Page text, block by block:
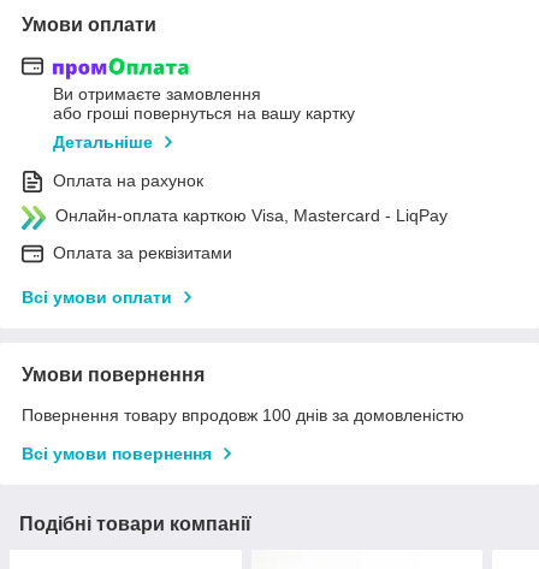
Умови оплати
Ви отримаєте замовлення
або гроші повернуться на вашу картку
Детальніше
Оплата на рахунок
Онлайн-оплата карткою Visa, Mastercard - LiqPay
Оплата за реквізитами
Всі умови оплати
Умови повернення
Повернення товару впродовж 100 днів за домовленістю
Всі умови повернення
Подібні товари компанії